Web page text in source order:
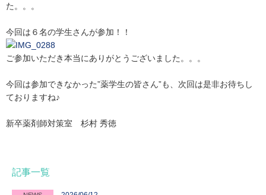
た。。。
今回は６名の学生さんが参加！！
ご参加いただき本当にありがとうございました。。。
今回は参加できなかった”薬学生の皆さん”も、次回は是非お待ちし
ておりますね♪
新卒薬剤師対策室 杉村 秀徳
記事一覧